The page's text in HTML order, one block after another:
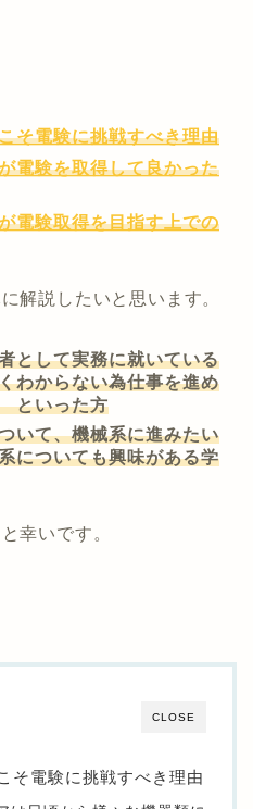
そ電験に挑戦すべき理由
電験を取得して良かった
電験取得を目指す上での
解説したいと思います。
として実務に就いている
わからない為仕事を進め
といった方
いて、機械系に進みたい
についても興味がある学
幸いです。
CLOSE
そ電験に挑戦すべき理由